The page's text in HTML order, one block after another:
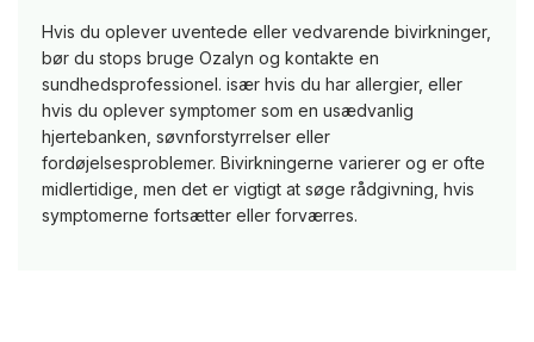
Hvis du oplever uventede eller vedvarende bivirkninger,
bør du stops bruge Ozalyn og kontakte en
sundhedsprofessionel. især hvis du har allergier, eller
hvis du oplever symptomer som en usædvanlig
hjertebanken, søvnforstyrrelser eller
fordøjelsesproblemer. Bivirkningerne varierer og er ofte
midlertidige, men det er vigtigt at søge rådgivning, hvis
symptomerne fortsætter eller forværres.